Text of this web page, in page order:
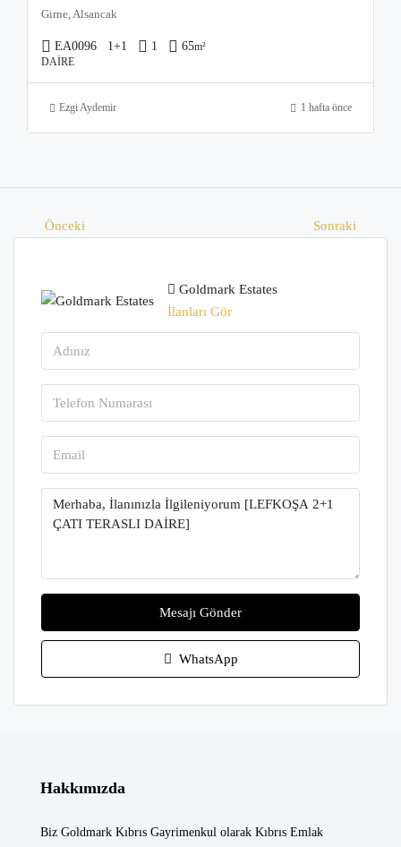
Girne, Alsancak
EA0096 1+1 1 65m²
DAIRE
Ezgi Aydemir 1 hafta önce
Önceki Sonraki
Goldmark Estates
İlanları Gör
Mesajı Gönder
WhatsApp
Hakkımızda
Biz Goldmark Kıbrıs Gayrimenkul olarak Kıbrıs Emlak